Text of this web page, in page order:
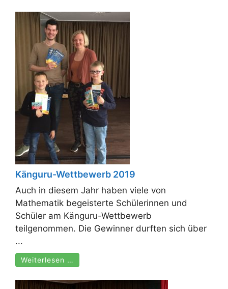
Känguru-Wettbewerb 2019
Auch in diesem Jahr haben viele von
Mathematik begeisterte Schülerinnen und
Schüler am Känguru-Wettbewerb
teilgenommen. Die Gewinner durften sich über
...
Weiterlesen …